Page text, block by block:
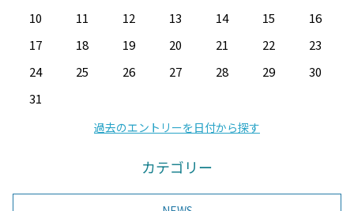
10
11 12 13 14 15
16
17
18 19 20 21 22
23
24
25 26 27 28 29
30
31
過去のエントリーを日付から探す
カテゴリー